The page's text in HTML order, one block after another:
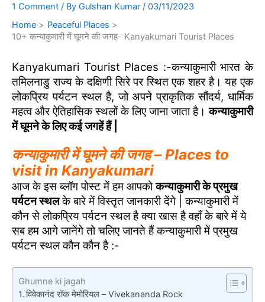
1 Comment / By Gulshan Kumar / 03/11/2023
Home
Peaceful Places
10+ कन्याकुमारी में घूमने की जगह- Kanyakumari Tourist Places
Kanyakumari Tourist Places :-कन्याकुमारी भारत के
तमिलनाडु राज्य के दक्षिणी सिरे पर स्थित एक शहर है। यह एक
लोकप्रिय पर्यटन स्थल है, जो अपने प्राकृतिक सौंदर्य, धार्मिक
महत्व और ऐतिहासिक स्थलों के लिए जाना जाता है।कन्याकुमारी
में घूमने के लिए कई जगहें हैं |
कन्याकुमारी में घूमने की जगह – Places to
visit in Kanyakumari
आज के इस ब्लॉग पोस्ट में हम आपकोकन्याकुमारी के प्रमुख
पर्यटन स्थलके बारे में विस्तृत जानकारी देंगे | कन्याकुमारी में
कौन से लोकप्रिय पर्यटन स्थल है क्या खास है वहाँ के बारे में ये
सब हम आगे जानेंगे तो चलिए जानते हैं कन्याकुमारी में प्रमुख
पर्यटन स्थल कौन कौन है :-
Ghumne ki jagah
विवेकानंद रॉक मेमोरियल – Vivekananda Rock